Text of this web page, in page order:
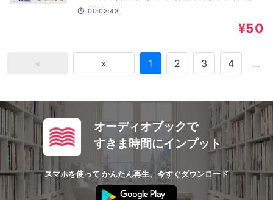
木田幸恵, 山谷祥生, 神森徹也（歌・演奏）
00:03:43
¥50
« » 1 2 3 4 …
オーディオブックで
すきま時間にインプット
スマホを使って かんたん再生、今すぐダウンロード